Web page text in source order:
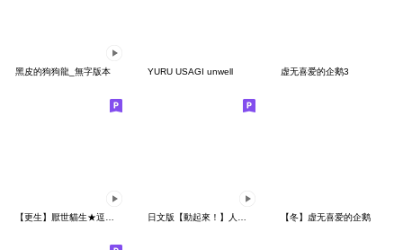
黑皮的狗狗龍_無字版本 YURU USAGI unwell 虚无喜爱的企鹅3
【冬】虚无喜爱的企鹅